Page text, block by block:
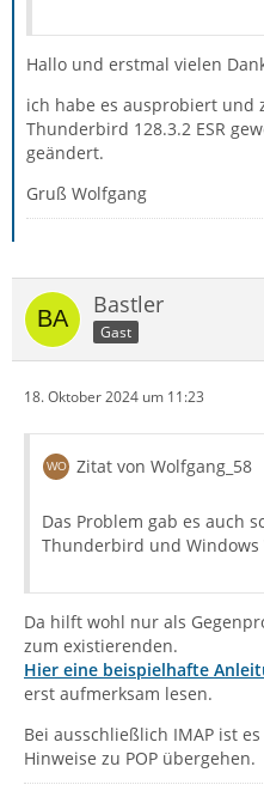
Hallo und erstmal vielen
ich habe es ausprobiert und
Thunderbird 128.3.2 ESR
geändert.
Gruß Wolfgang
Bastler
Gast
18. Oktober 2024 um 11:23
Zitat von Wolfgang_58
Das Problem gab es auch
Thunderbird und Windows
Da hilft wohl nur als
zum existierenden.
Hier eine beispielhafte
erst aufmerksam lesen.
Bei ausschließlich IMAP ist
Hinweise zu POP übergehen.